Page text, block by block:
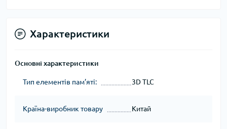
Характеристики
Основні характеристики
Тип елементів пам’яті: 3D TLC
Країна-виробник товару Китай